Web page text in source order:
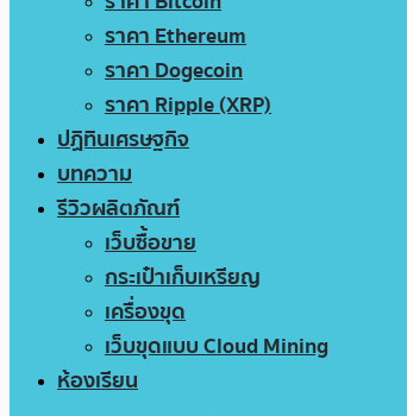
ราคา Ethereum
ราคา Dogecoin
ราคา Ripple (XRP)
ปฏิทินเศรษฐกิจ
บทความ
รีวิวผลิตภัณฑ์
เว็บซื้อขาย
กระเป๋าเก็บเหรียญ
เครื่องขุด
เว็บขุดแบบ Cloud Mining
ห้องเรียน